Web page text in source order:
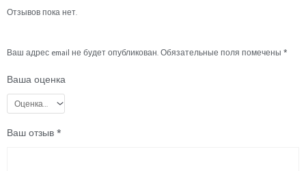
Отзывов пока нет.
Ваш адрес email не будет опубликован. Обязательные поля помечены *
Ваша оценка
Ваш отзыв *